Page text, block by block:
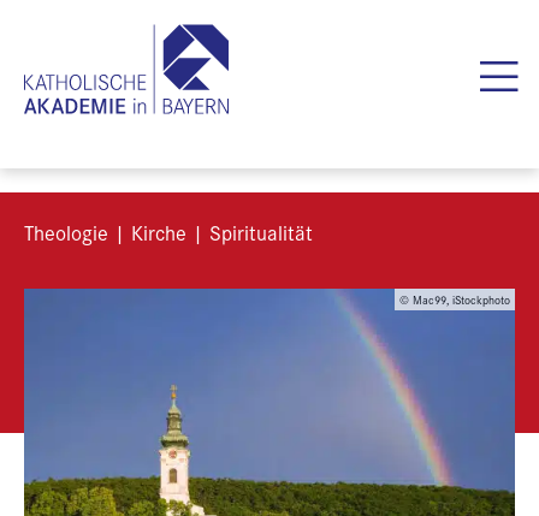
Theologie | Kirche | Spiritualität
© Mac99, iStockphoto